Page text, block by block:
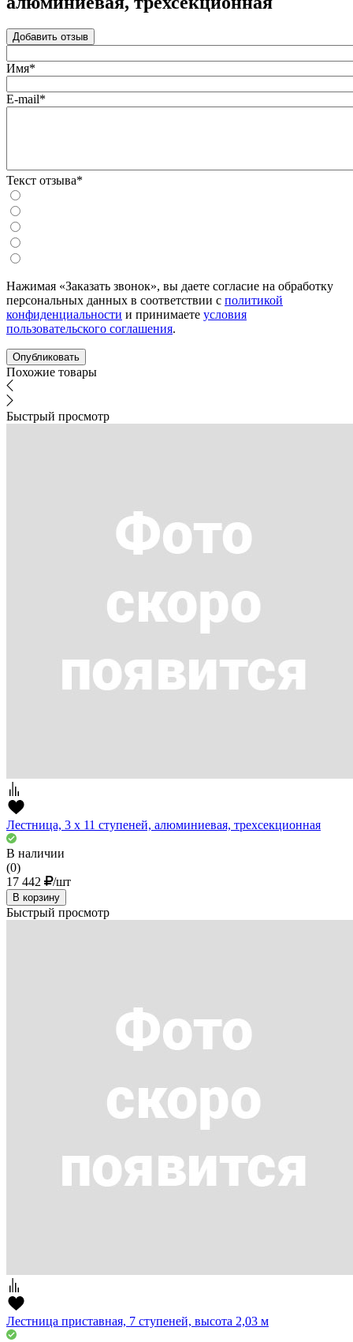
Добавить отзыв
Имя*
E-mail*
Текст отзыва*
Нажимая «Заказать звонок», вы даете согласие на обработку
персональных данных в соответствии с политикой
конфиденциальности и принимаете условия
пользовательского соглашения.
Похожие товары
Быстрый просмотр
Лестница, 3 х 11 ступеней, алюминиевая, трехсекционная
В наличии
(0)
17 442
/шт
В корзину
Быстрый просмотр
Лестница приставная, 7 ступеней, высота 2,03 м